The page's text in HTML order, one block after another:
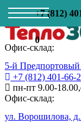
+7 (812)
0
Офис-склад:
5-й Предпортовый
+7 (812) 401-66-
пн-пт 9.00-
Офис-склад:
ул. Ворошилова,